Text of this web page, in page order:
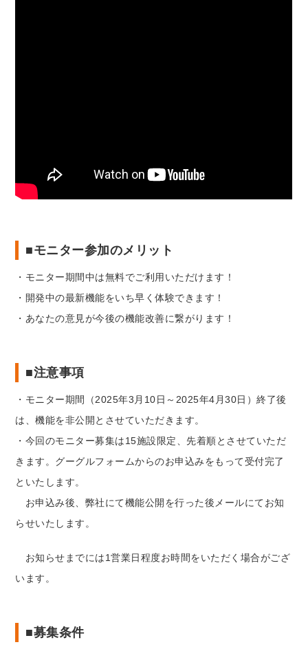
■モニター参加のメリット
・モニター期間中は無料でご利用いただけます！
・開発中の最新機能をいち早く体験できます！
・あなたの意見が今後の機能改善に繋がります！
■注意事項
・モニター期間（2025年3月10日～2025年4月30日）終了後
は、機能を非公開とさせていただきます。
・今回のモニター募集は15施設限定、先着順とさせていただ
きます。グーグルフォームからのお申込みをもって受付完了
といたします。
お申込み後、弊社にて機能公開を行った後メールにてお知
らせいたします。
お知らせまでには1営業日程度お時間をいただく場合がござ
います。
■募集条件